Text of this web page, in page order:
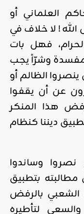
العلماني أو
! لا خلاف في
فهل بات
مفسدة وشرّاً يجب
الظالم أو
عن أن يقفوا
هذا المنكر
ديننا كنظام
نصروا وساندوا
بتطبيق
الشعبي بالرفض
لتأطيره